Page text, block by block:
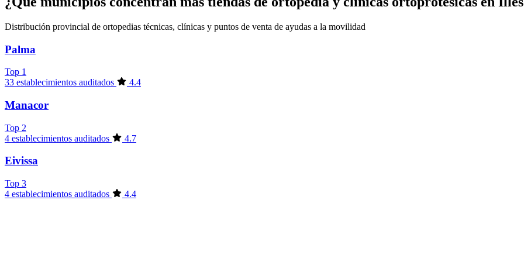
Distribución provincial de ortopedias técnicas, clínicas y puntos de venta de ayudas a la movilidad
Palma
Top 1
33 establecimientos auditados
4.4
Manacor
Top 2
4 establecimientos auditados
4.7
Eivissa
Top 3
4 establecimientos auditados
4.4